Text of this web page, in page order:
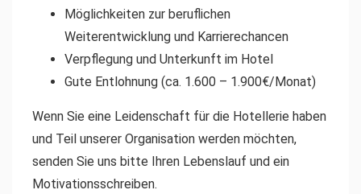
Möglichkeiten zur beruflichen
Weiterentwicklung und Karrierechancen
Verpflegung und Unterkunft im Hotel
Gute Entlohnung (ca. 1.600 – 1.900€/Monat)
Wenn Sie eine Leidenschaft für die Hotellerie haben
und Teil unserer Organisation werden möchten,
senden Sie uns bitte Ihren Lebenslauf und ein
Motivationsschreiben.